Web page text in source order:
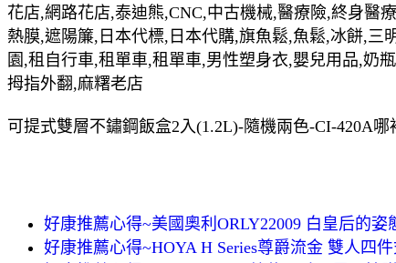
花店,網路花店,泰迪熊,CNC,中古機械,醫療險,終身醫
熱膜,遮陽簾,日本代標,日本代購,旗魚鬆,魚鬆,冰餅,
園,租自行車,租單車,租單車,男性塑身衣,嬰兒用品,奶
拇指外翻,麻糬老店
可提式雙層不鏽鋼飯盒2入(1.2L)-隨機兩色-CI-420A
好康推薦心得~美國奧利ORLY22009 白皇后的姿
好康推薦心得~HOYA H Series尊爵流金 雙人四